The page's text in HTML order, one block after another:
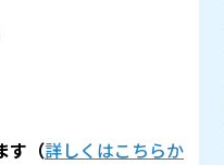
す（詳しくはこちらか